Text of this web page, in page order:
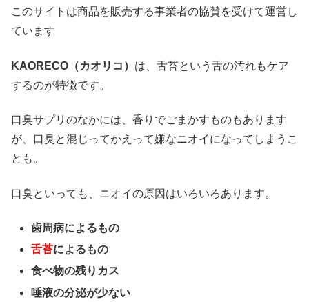
このサイトは商品を販売する事業者の協賛を受けて運営し
ています
KAORECO（カオリコ） は、舌苔という舌の汚れもケア
するのが特徴です。
口臭サプリのなかには、香りでごまかすものもあります
が、口臭と混じってかえって嫌なニオイになってしまうこ
とも。
口臭といっても、ニオイの原因はいろいろあります。
歯周病によるもの
舌苔によるもの
食べ物の残りカス
唾液の分泌が少ない